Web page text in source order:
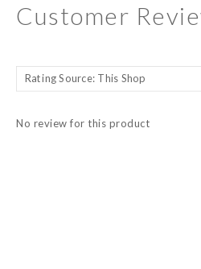
Customer
No review for this product